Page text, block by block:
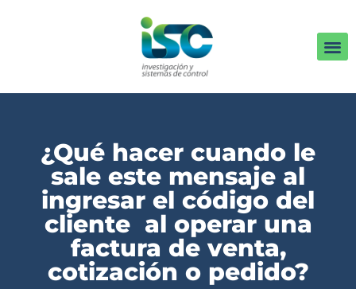
¿Qué hacer cuando le
sale este mensaje al
ingresar el código del
cliente al operar una
factura de venta,
cotización o pedido?